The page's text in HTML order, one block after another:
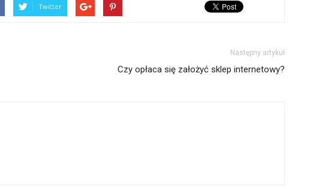
Twitter
Następny artykuł
Czy opłaca się założyć sklep internetowy?